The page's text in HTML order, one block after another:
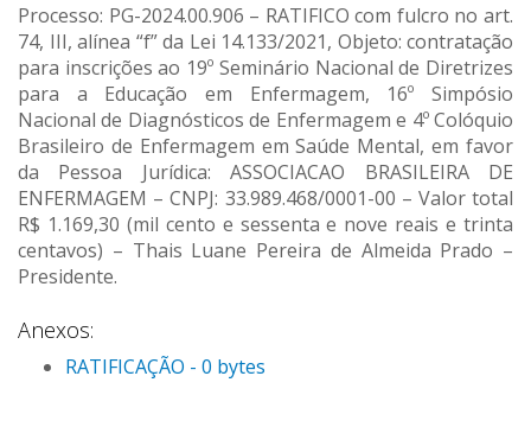
Processo: PG-2024.00.906 – RATIFICO com fulcro no art.
74, III, alínea “f” da Lei 14.133/2021, Objeto: contratação
para inscrições ao 19º Seminário Nacional de Diretrizes
para a Educação em Enfermagem, 16º Simpósio
Nacional de Diagnósticos de Enfermagem e 4º Colóquio
Brasileiro de Enfermagem em Saúde Mental, em favor
da Pessoa Jurídica: ASSOCIACAO BRASILEIRA DE
ENFERMAGEM – CNPJ: 33.989.468/0001-00 – Valor total
R$ 1.169,30 (mil cento e sessenta e nove reais e trinta
centavos) – Thais Luane Pereira de Almeida Prado –
Presidente.
Anexos:
RATIFICAÇÃO - 0 bytes